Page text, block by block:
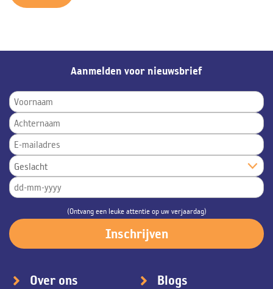
Aanmelden voor nieuwsbrief
(Ontvang een leuke attentie op uw verjaardag)
Over ons
Blogs